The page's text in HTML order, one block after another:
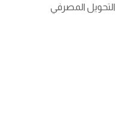
التحويل المصرفي